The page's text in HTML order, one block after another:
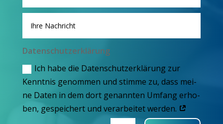
Daten­schutz­er­klä­rung
Ich habe die Daten­schutz­er­klä­rung zur
Kennt­nis genom­men und stim­me zu, dass mei­
ne Daten in dem dort genann­ten Umfang erho­
ben, gespei­chert und ver­ar­bei­tet werden.